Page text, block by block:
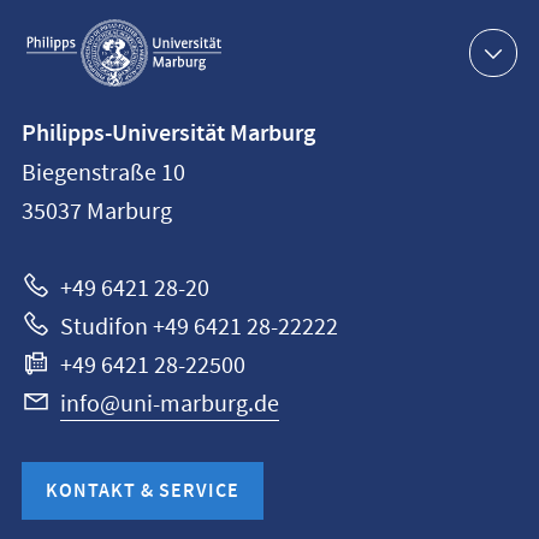
Service-
Navigation
Philipps-
Universität
Marburg
Philipps-Universität Marburg
Biegenstraße 10
35037 Marburg
+49 6421 28-20
Studifon +49 6421 28-22222
+49 6421 28-22500
info@uni-marburg.de
KONTAKT & SERVICE